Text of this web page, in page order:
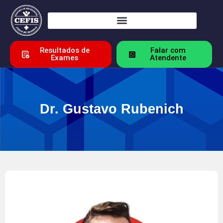
Resultados de
Exames
Falar com
Atendente
Dr. Gustavo Rubenich